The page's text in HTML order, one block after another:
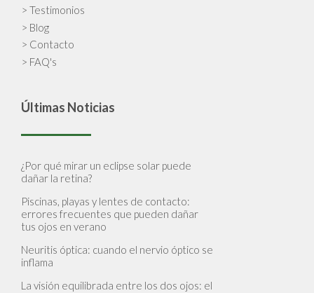
> Testimonios
> Blog
> Contacto
> FAQ's
Últimas Noticias
¿Por qué mirar un eclipse solar puede
dañar la retina?
Piscinas, playas y lentes de contacto:
errores frecuentes que pueden dañar
tus ojos en verano
Neuritis óptica: cuando el nervio óptico se
inflama
La visión equilibrada entre los dos ojos: el